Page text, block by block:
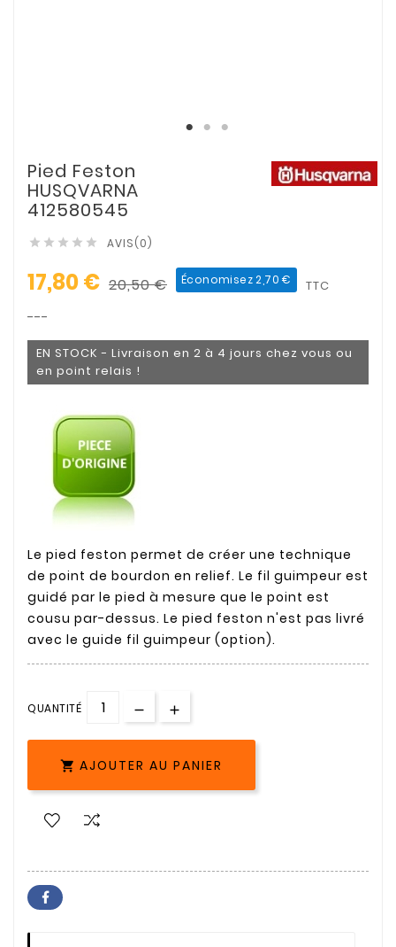
Pied Feston
HUSQVARNA
412580545
     AVIS(0)
17,80 € 20,50 € Économisez 2,70 € TTC
---
EN STOCK - Livraison en 2 à 4 jours chez vous ou
en point relais !
Le pied feston permet de créer une technique
de point de bourdon en relief. Le fil guimpeur est
guidé par le pied à mesure que le point est
cousu par-dessus. Le pied feston n'est pas livré
avec le guide fil guimpeur (option).
QUANTITÉ
 AJOUTER AU PANIER